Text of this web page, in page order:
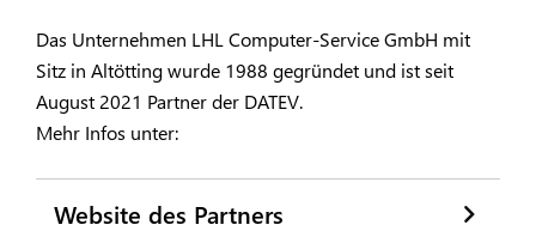
Das Unternehmen LHL Computer-Service GmbH mit
Sitz in Altötting wurde 1988 gegründet und ist seit
August 2021 Partner der DATEV.
Mehr Infos unter:
Website des Partners